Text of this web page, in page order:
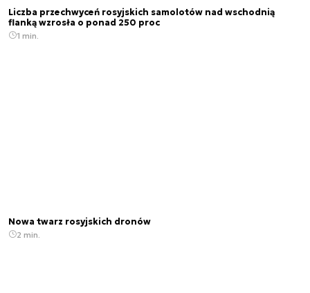
Liczba przechwyceń rosyjskich samolotów nad wschodnią
flanką wzrosła o ponad 250 proc
1 min.
Nowa twarz rosyjskich dronów
2 min.